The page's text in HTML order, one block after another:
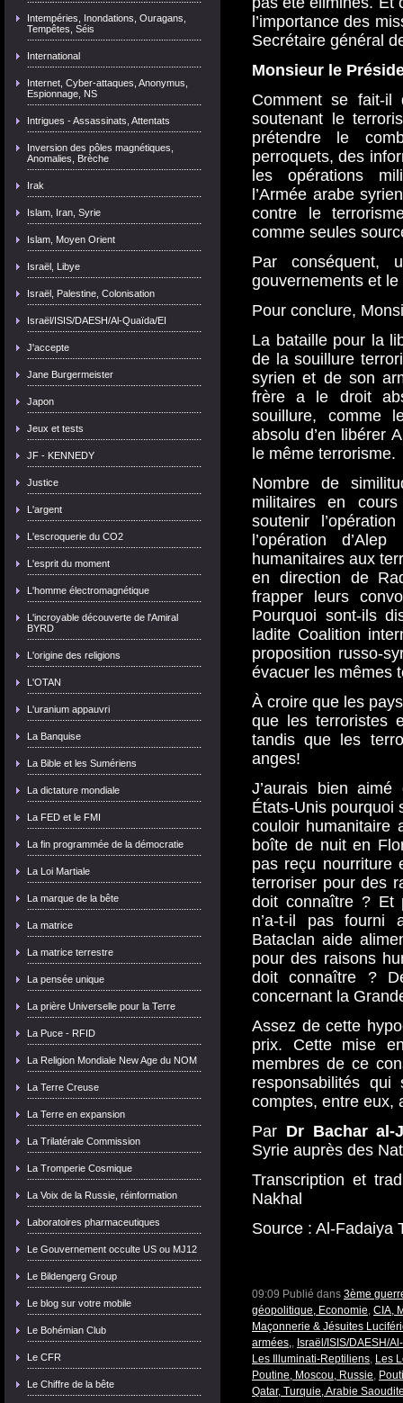
Intempéries, Inondations, Ouragans,
Tempêtes, Séis
International
Internet, Cyber-attaques, Anonymus,
Espionnage, NS
Intrigues - Assassinats, Attentats
Inversion des pôles magnétiques,
Anomalies, Brèche
Irak
Islam, Iran, Syrie
Islam, Moyen Orient
Israël, Libye
Israël, Palestine, Colonisation
Israël/ISIS/DAESH/Al-Quaïda/EI
J'accepte
Jane Burgermeister
Japon
Jeux et tests
JF - KENNEDY
Justice
L'argent
L'escroquerie du CO2
L'esprit du moment
L'homme électromagnétique
L'incroyable découverte de l'Amiral
BYRD
L'origine des religions
L'OTAN
L'uranium appauvri
La Banquise
La Bible et les Sumériens
La dictature mondiale
La FED et le FMI
La fin programmée de la démocratie
La Loi Martiale
La marque de la bête
La matrice
La matrice terrestre
La pensée unique
La prière Universelle pour la Terre
La Puce - RFID
La Religion Mondiale New Age du NOM
La Terre Creuse
La Terre en expansion
La Trilatérale Commission
La Tromperie Cosmique
La Voix de la Russie, réinformation
Laboratoires pharmaceutiques
Le Gouvernement occulte US ou MJ12
Le Bildengerg Group
Le blog sur votre mobile
Le Bohémian Club
Le CFR
Le Chiffre de la bête
l’importance des
Secrétaire général
Monsieur le
Comment se fait-il
soutenant le
prétendre le
perroquets, des
les opérations
l’Armée arabe
contre le
comme seules
Par conséquent,
gouvernements et
Pour conclure,
La bataille pour la
de la souillure
syrien et de son
frère a le droit
souillure, comme
absolu d’en libérer
le même terrorisme.
Nombre de
militaires en
soutenir
l’opération
humanitaires aux
en direction de
frapper leurs
Pourquoi sont-ils
ladite Coalition
proposition russo-
évacuer les mêmes
À croire que les
que les terroristes
tandis que les
anges!
J’aurais bien
États-Unis pourquoi
couloir humanitaire
boîte de nuit en
pas reçu nourriture
terroriser pour des
doit connaître ? Et
n’a-t-il pas fourni
Bataclan aide
pour des raisons
doit connaître ?
concernant la
Assez de cette
prix. Cette mise
membres de ce
responsabilités
comptes, entre eux,
Par Dr Bachar al-
Syrie auprès des
Transcription et
Nakhal
Source : Al-Fadaiya
09:09 Publié dans 3ème
géopolitique, Economie, CIA,
Maçonnerie & Jésuites
armées,, Israël/ISIS/DAESH/
Les Illuminati-Reptiliens, Les
Poutine, Moscou, Russie,
Qatar, Turquie, Arabie